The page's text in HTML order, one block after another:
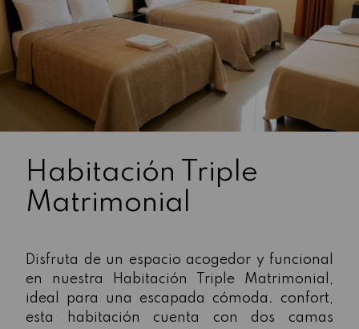
Habitación Triple
Matrimonial
Disfruta de un espacio acogedor y funcional
en nuestra Habitación Triple Matrimonial,
ideal para una escapada cómoda. confort,
esta habitación cuenta con dos camas